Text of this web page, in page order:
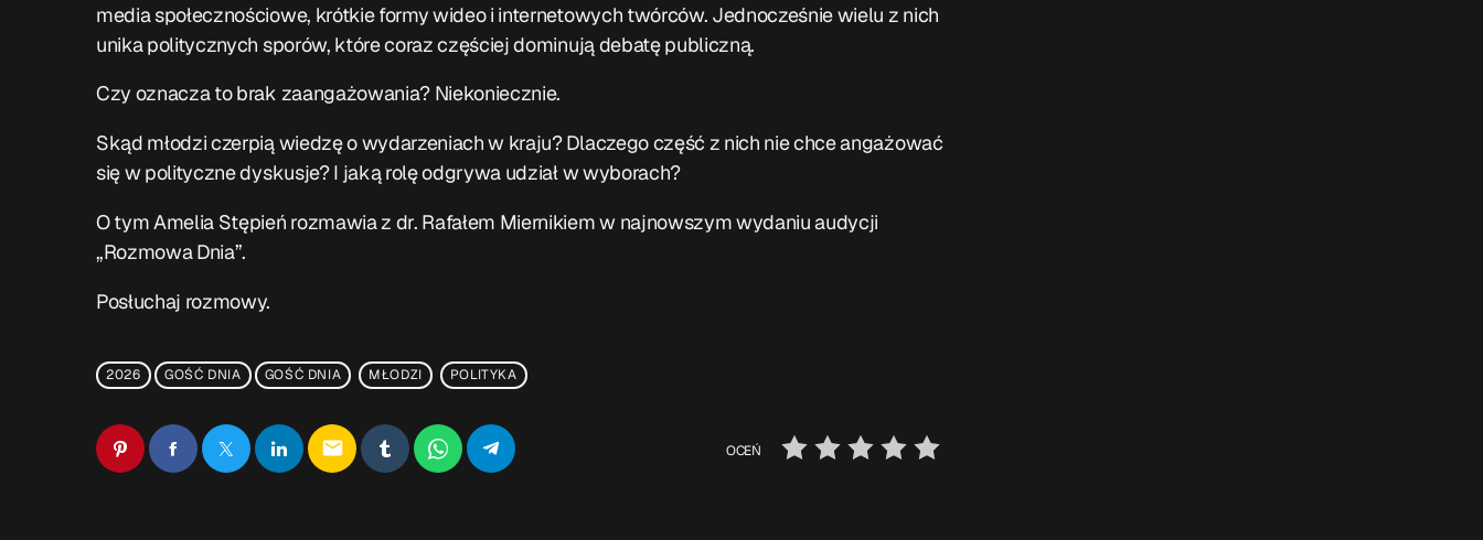
media społecznościowe, krótkie formy wideo i internetowych twórców. Jednocześnie wielu z nich
unika politycznych sporów, które coraz częściej dominują debatę publiczną.
Czy oznacza to brak zaangażowania? Niekoniecznie.
Skąd młodzi czerpią wiedzę o wydarzeniach w kraju? Dlaczego część z nich nie chce angażować
się w polityczne dyskusje? I jaką rolę odgrywa udział w wyborach?
O tym Amelia Stępień rozmawia z dr. Rafałem Miernikiem w najnowszym wydaniu audycji
„Rozmowa Dnia”.
Posłuchaj rozmowy.
2026 GOŚĆ DNIA GOŚĆ DNIA MŁODZI POLITYKA
email OCEŃ